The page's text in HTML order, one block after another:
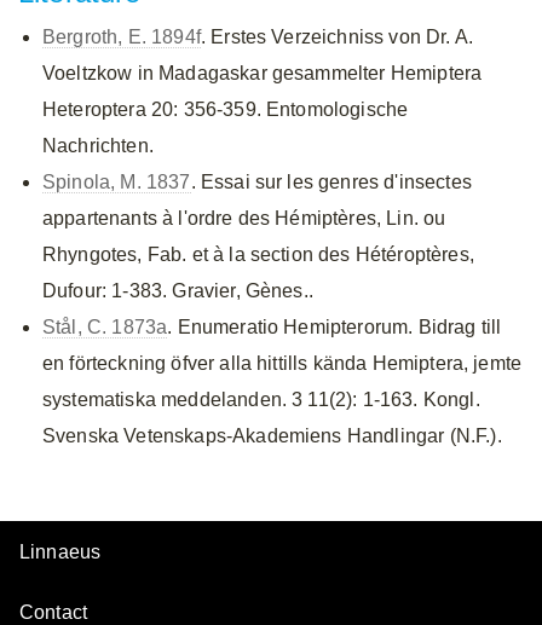
Bergroth, E. 1894f. Erstes Verzeichniss von Dr. A.
Voeltzkow in Madagaskar gesammelter Hemiptera
Heteroptera 20: 356-359. Entomologische
Nachrichten.
Spinola, M. 1837. Essai sur les genres d'insectes
appartenants à l'ordre des Hémiptères, Lin. ou
Rhyngotes, Fab. et à la section des Hétéroptères,
Dufour: 1-383. Gravier, Gènes..
Stål, C. 1873a. Enumeratio Hemipterorum. Bidrag till
en förteckning öfver alla hittills kända Hemiptera, jemte
systematiska meddelanden. 3 11(2): 1-163. Kongl.
Svenska Vetenskaps-Akademiens Handlingar (N.F.).
Linnaeus
Contact